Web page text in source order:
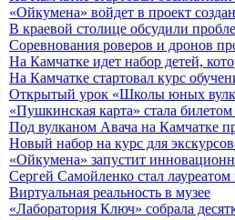
«Ойкумена» войдет в проект
В краевой столице обсудили
Соревнования роверов и дронов
На Камчатке идет набор детей,
На Камчатке стартовал курс
Открытый урок «Школы юных
«Пушкинская карта» стала
Под вулканом Авача на Камчатке
Новый набор на курс для
«Ойкумена» запустит
Сергей Самойленко стал
Виртуальная реальность в музее
«Лаборатория Ключ» собрала